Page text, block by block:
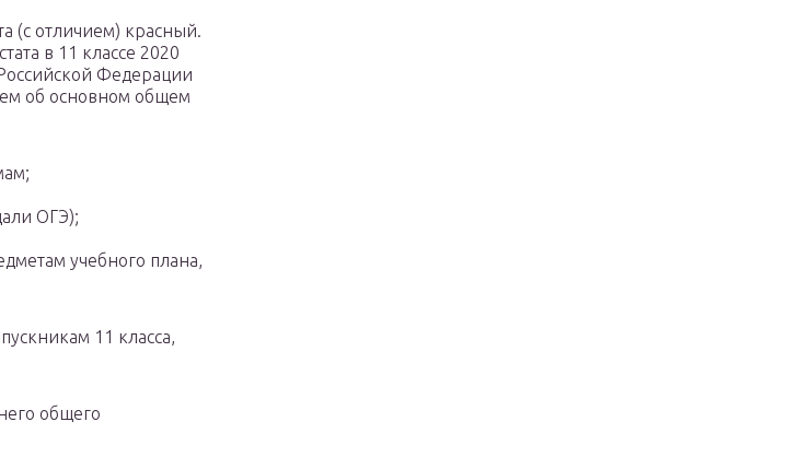
(с отличием) красный.
в 11 классе 2020
Федерации
об основном общем
ОГЭ);
учебного плана,
11 класса,
общего